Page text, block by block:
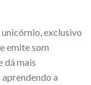
exclusivo
emite som
dá mais
a